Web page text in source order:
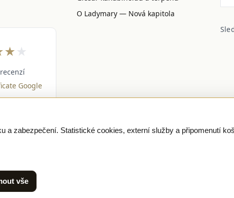
★★
Google
O Ladymary — Nová kapitola
VISA
Republic · IČO 04375092 · DIČ CZ04375092
a zabezpečení. Statistické cookies, externí služby a připomenutí
vše